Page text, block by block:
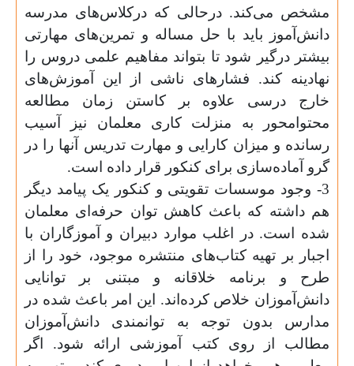
مشخص می‌کند. درحالی که درکلاس‌های مدرسه
دانش‌آموز باید با حل مساله و تمرین‌های مهارتی
بیشتر درگیر شود تا بتواند مفاهیم علمی دروس را
نهادینه کند. فشارهای ناشی از این آموزش‌های
خارج درسی علاوه بر کاستن زمان مطالعه
محتوا‌محور به منزلت کاری معلمان نیز آسیب
رسانده و میزان کارایی و مهارت تدریس آنها را در
گرو آماده‌سازی برای کنکور قرار داده است.
3- وجود موسسات تقویتی و کنکور یک پیامد دیگر
هم داشته که باعث کاهش توان حرفه‌ا‌ی معلمان
شده است. در اغلب موارد دبیران و آموزگاران با
اجبار بر تهیه کتاب‌های منتشره موجود، خود را از
طرح و برنامه خلاقانه و مبتنی بر توانایی
دانش‌آموزان خلاص‌ کرده‌اند. این امر باعث شده در
مدارس بدون توجه به توانمندی دانش‌آموزان
مطالب از روی کتب آموزشی ارائه شود. اگر